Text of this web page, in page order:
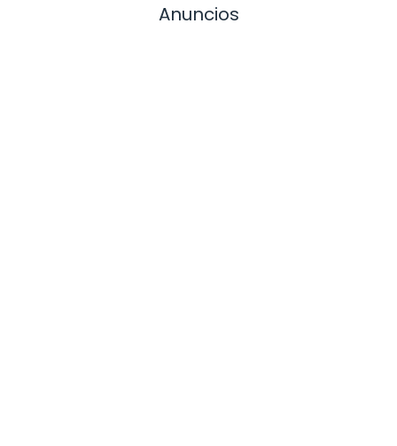
Anuncios